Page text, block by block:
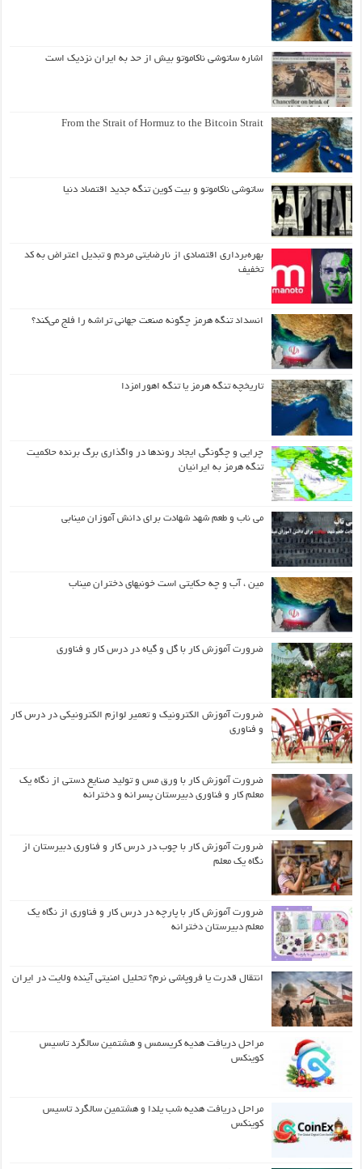
اشاره ساتوشی ناکاموتو بیش از حد به ایران نزدیک است
From the Strait of Hormuz to the Bitcoin Strait
ساتوشی ناکاموتو و بیت کوین تنگه جدید اقتصاد دنیا
بهره‌برداری اقتصادی از نارضایتی مردم و تبدیل اعتراض به کد
تخفیف
انسداد تنگه هرمز چگونه صنعت جهانی تراشه را فلج می‌کند؟
تاریخچه تنگه هرمز یا تنگه اهورامزدا
چرایی و چگونگی ایجاد روندها در واگذاری برگ برنده حاکمیت
تنگه هرمز به ایرانیان
می ناب و طعم شهد شهادت برای دانش آموزان مینابی
مین ، آب و چه حکایتی است خونبهای دختران میناب
ضرورت آموزش کار با گل و گیاه در درس کار و فناوری
ضرورت آموزش الکترونیک و تعمیر لوازم الکترونیکی در درس کار
و فناوری
ضرورت آموزش کار با ورق مس و تولید صنایع دستی از نگاه یک
معلم کار و فناوری دبیرستان پسرانه و دخترانه
ضرورت آموزش کار با چوب در درس کار و فناوری دبیرستان از
نگاه یک معلم
ضرورت آموزش کار با پارچه در درس کار و فناوری از نگاه یک
معلم دبیرستان دخترانه
انتقال قدرت یا فروپاشی نرم؟ تحلیل امنیتی آینده ولایت در ایران
مراحل دریافت هدیه کریسمس و هشتمین سالگرد تاسیس
کوینکس
مراحل دریافت هدیه شب یلدا و هشتمین سالگرد تاسیس
کوینکس